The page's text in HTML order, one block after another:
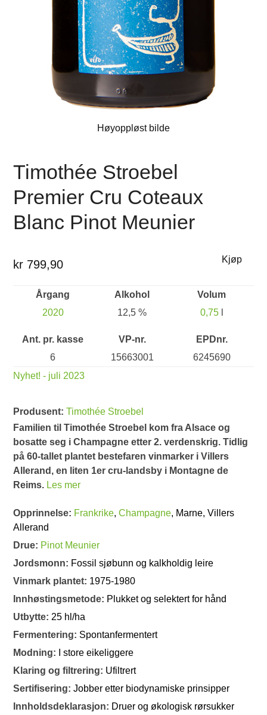
Høyoppløst bilde
Timothée Stroebel
Premier Cru Coteaux
Blanc Pinot Meunier
kr 799,90 Kjøp
Årgang
2020
Alkohol
12,5 %
Volum
0,75l
Ant. pr. kasse
6
VP-nr.
15663001
EPDnr.
6245690
Nyhet! - juli 2023
Produsent:Timothée Stroebel
Familien til Timothée Stroebel kom fra Alsace og
bosatte seg i Champagne etter 2. verdenskrig. Tidlig
på 60-tallet plantet bestefaren vinmarker i Villers
Allerand, en liten 1er cru-landsby i Montagne de
Reims. Les mer
Opprinnelse: Frankrike,Champagne, Marne, Villers
Allerand
Drue: Pinot Meunier
Jordsmonn: Fossil sjøbunn og kalkholdig leire
Vinmark plantet: 1975-1980
Innhøstingsmetode: Plukket og selektert for hånd
Utbytte: 25 hl/ha
Fermentering: Spontanfermentert
Modning:
I store eikeliggere
Klaring og filtrering: Ufiltrert
Sertifisering:Jobber etter biodynamiske prinsipper
Innholdsdeklarasjon: Druer og økologisk rørsukker